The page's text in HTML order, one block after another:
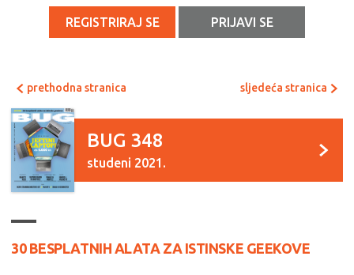
REGISTRIRAJ SE PRIJAVI SE
prethodna stranica sljedeća stranica
BUG 348
studeni 2021.
30 BESPLATNIH ALATA ZA ISTINSKE GEEKOVE